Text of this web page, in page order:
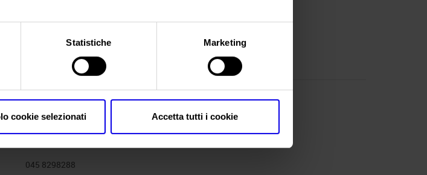
Statistiche Marketing
cookie selezionati Accetta tutti i cookie
https://www.fieragricola.com
VERONAFIERE
VIALE DEL LAVORO, 8 VERONA (VR)
045 8298288